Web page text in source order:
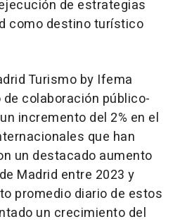
de estrategias
como destino turístico
Turismo by Ifema
colaboración público-
incremento del 2% en el
que han
un destacado aumento
Madrid entre 2023 y
promedio diario de estos
un crecimiento del